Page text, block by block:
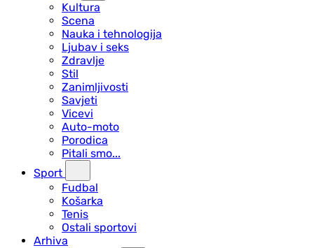
Kultura
Scena
Nauka i tehnologija
Ljubav i seks
Zdravlje
Stil
Zanimljivosti
Savjeti
Vicevi
Auto-moto
Porodica
Pitali smo...
Sport
Fudbal
Košarka
Tenis
Ostali sportovi
Arhiva